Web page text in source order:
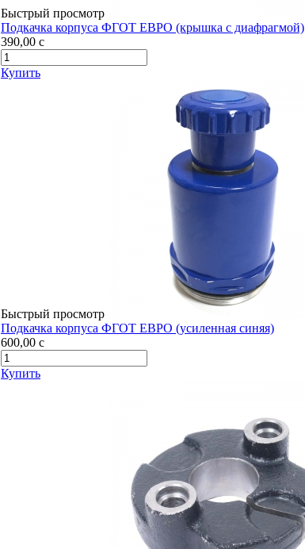
Быстрый просмотр
Подкачка корпуса ФГОТ ЕВРО (крышка с диафрагмой)
390,00 c
Купить
Быстрый просмотр
Подкачка корпуса ФГОТ ЕВРО (усиленная синяя)
600,00 c
Купить